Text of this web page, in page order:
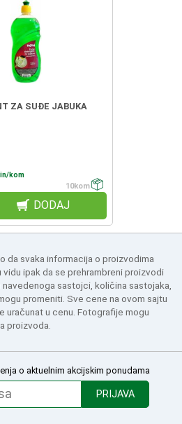
ZA SUĐE JABUKA
kom
10kom
DODAJ
da svaka informacija o proizvodima
ipak da se prehrambreni proizvodi
sastojci, količina sastojaka,
promeniti. Sve cene na ovom sajtu
uračunat u cenu. Fotografije mogu
proizvoda.
o aktuelnim akcijskim ponudama
PRIJAVA